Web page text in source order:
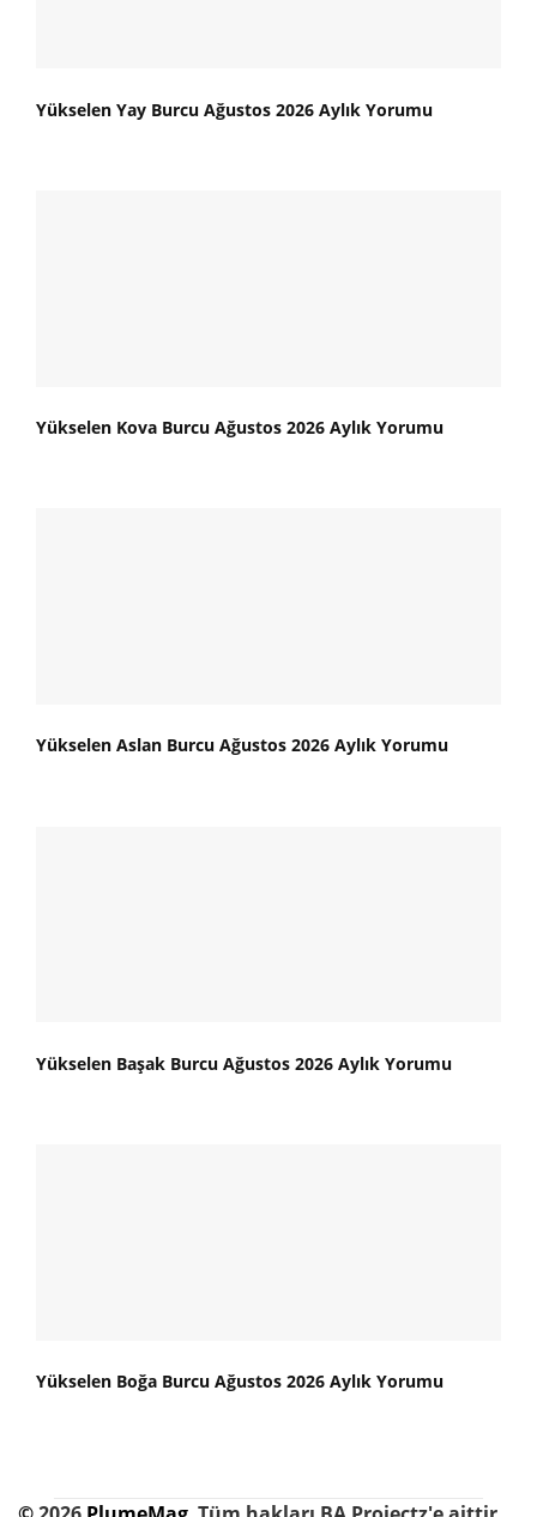
Yükselen Yay Burcu Ağustos 2026 Aylık Yorumu
Yükselen Kova Burcu Ağustos 2026 Aylık Yorumu
Yükselen Aslan Burcu Ağustos 2026 Aylık Yorumu
Yükselen Başak Burcu Ağustos 2026 Aylık Yorumu
Yükselen Boğa Burcu Ağustos 2026 Aylık Yorumu